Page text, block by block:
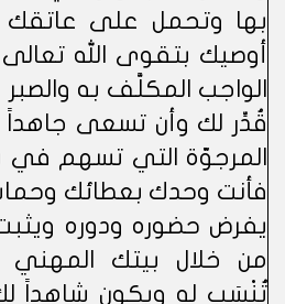
بها وتحمل على عاتقك
أوصيك بتقوى الله
الواجب المكلَّف به
قُدِّر لك وأن تسعى
المرجوّة التي تسهم في
فأنت وحدك بعطائك
يفرض حضوره ودوره
من خلال بيتك المهني
تُنْسَب له ويكون شاهداً